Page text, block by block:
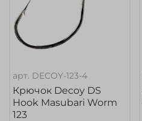
арт. DECOY-123-4
Крючок Decoy DS
Hook Masubari Worm
123